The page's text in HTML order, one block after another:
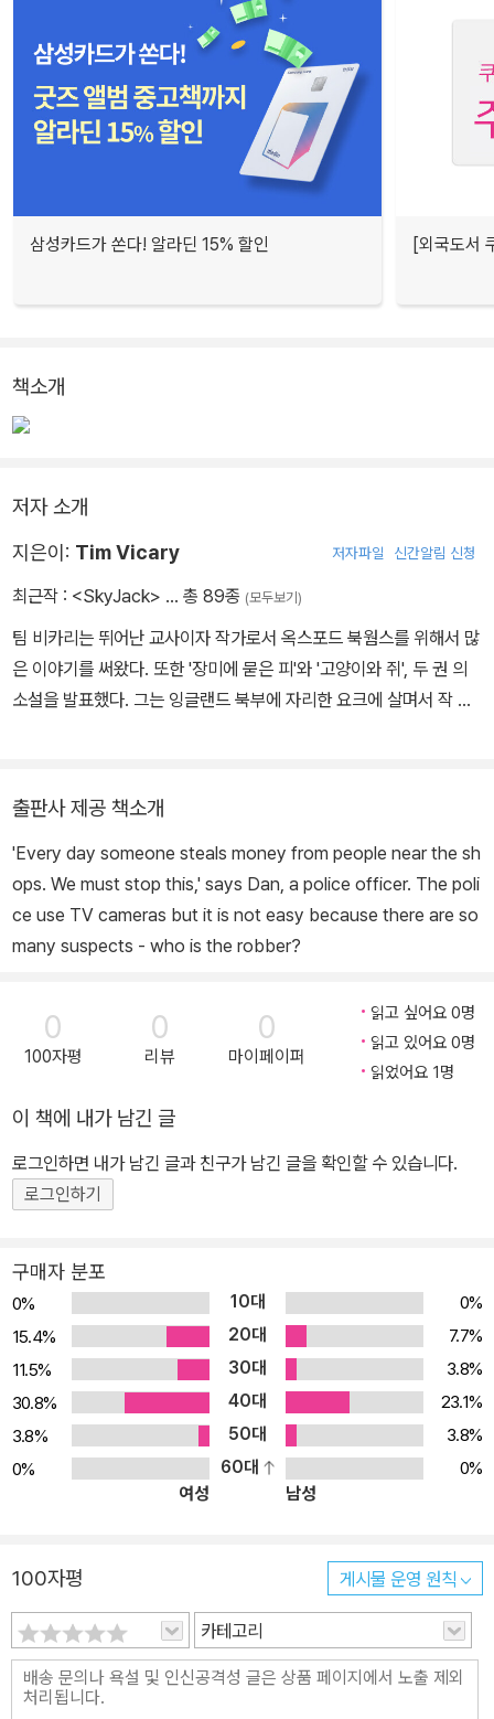
삼성카드가 쏜다! 알라딘 15% 할인 [외국도서
책소개
저자 소개
지은이: Tim Vicary 저자파일 신간알림 신청
최근작 : <SkyJack> … 총 89종 (모두보기)
팀 비카리는 뛰어난 교사이자 작가로서 옥스포드 북웜스를 위해서 많
은 이야기를 써왔다. 또한 '장미에 묻은 피'와 '고양이와 쥐', 두 권 의
소설을 발표했다. 그는 잉글랜드 북부에 자리한 요크에 살며서 작 품
출판사 제공 책소개
'Every day someone steals money from people near the sh
ops. We must stop this,' says Dan, a police officer. The poli
ce use TV cameras but it is not easy because there are so
many suspects - who is the robber?
0
100자평
0
리뷰
0
마이페이퍼
읽고 싶어요 0명
읽고 있어요 0명
읽었어요 1명
이 책에 내가 남긴 글
로그인하면 내가 남긴 글과 친구가 남긴 글을 확인할 수 있습니다.
로그인하기
구매자 분포
0% 10대
0%
15.4%
20대
7.7%
11.5%
30대
3.8%
30.8%
40대
23.1%
3.8%
50대
3.8%
0%
60대
0%
여성
남성
100자평 게시물 운영 원칙
카테고리